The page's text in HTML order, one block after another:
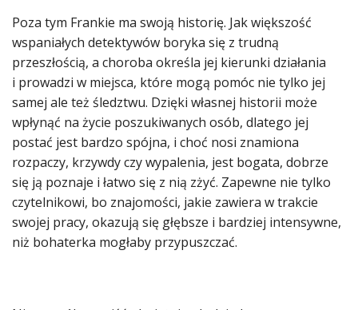
Poza tym Frankie ma swoją historię. Jak większość
wspaniałych detektywów boryka się z trudną
przeszłością, a choroba określa jej kierunki działania
i prowadzi w miejsca, które mogą pomóc nie tylko jej
samej ale też śledztwu. Dzięki własnej historii może
wpłynąć na życie poszukiwanych osób, dlatego jej
postać jest bardzo spójna, i choć nosi znamiona
rozpaczy, krzywdy czy wypalenia, jest bogata, dobrze
się ją poznaje i łatwo się z nią zżyć. Zapewne nie tylko
czytelnikowi, bo znajomości, jakie zawiera w trakcie
swojej pracy, okazują się głębsze i bardziej intensywne,
niż bohaterka mogłaby przypuszczać.